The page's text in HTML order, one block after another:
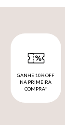
GANHE 10% OFF
NA PRIMEIRA
COMPRA*